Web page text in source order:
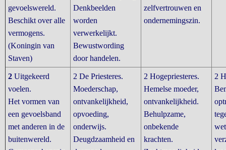
gevoelswereld.
Beschikt over alle
vermogens.
(Koningin van
Staven)
Denkbeelden
worden
verwerkelijkt.
Bewustwording
door handelen.
zelfvertrouwen en
ondernemingszin.
2 Uitgekeerd
voelen.
Het vormen van
een gevoelsband
met anderen in de
buitenwereld.
2 De Priesteres.
Moederschap,
ontvankelijkheid,
opvoeding,
onderwijs.
Deugdzaamheid en
2 Hogepriesteres.
Hemelse moeder,
ontvankelijkheid.
Behulpzame,
onbekende
krachten.
2